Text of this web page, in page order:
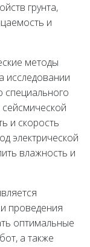
грунта,
и
методы
исследовании
специального
и скорость
электрической
влажность и
проведения
оптимальные
а также